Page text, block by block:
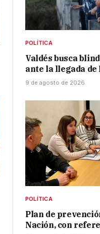
POLÍTICA
Valdés busca
ante la llegada de
9 de agosto de 2026
POLÍTICA
Plan de
Nación, con